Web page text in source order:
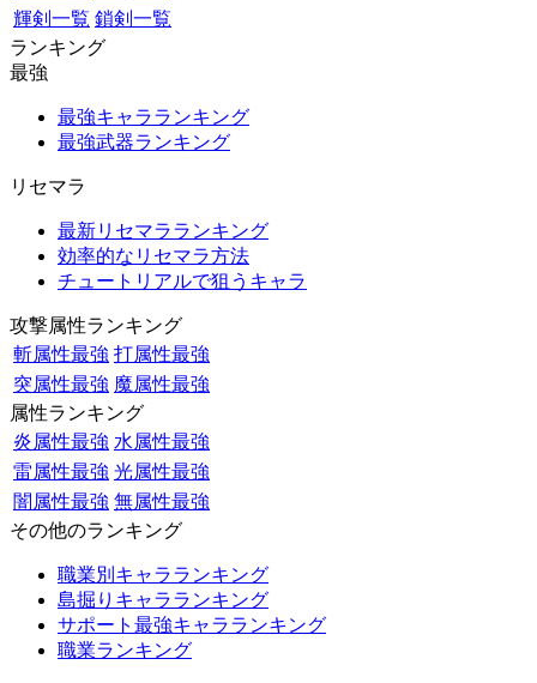
輝剣一覧 鎖剣一覧
ランキング
最強
最強キャラランキング
最強武器ランキング
リセマラ
最新リセマラランキング
効率的なリセマラ方法
チュートリアルで狙うキャラ
攻撃属性ランキング
斬属性最強 打属性最強
突属性最強 魔属性最強
属性ランキング
炎属性最強 水属性最強
雷属性最強 光属性最強
闇属性最強 無属性最強
その他のランキング
職業別キャラランキング
島掘りキャラランキング
サポート最強キャラランキング
職業ランキング